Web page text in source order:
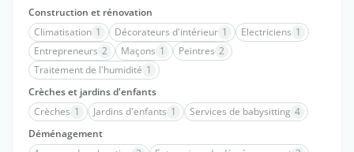
Construction et rénovation
Climatisation 1 Décorateurs d'intérieur 1 Electriciens 1
Entrepreneurs 2 Maçons 1 Peintres 2
Traitement de l'humidité 1
Crèches et jardins d'enfants
Crèches 1 Jardins d'enfants 1 Services de babysitting 4
Déménagement